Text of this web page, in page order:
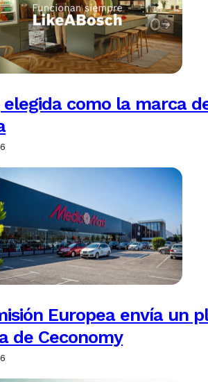
elegida como la marca
Europea envía un
de Ceconomy